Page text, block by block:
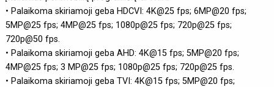
• Palaikoma skiriamoji geba HDCVI: 4K@25 fps; 6MP@20 fps;
5MP@25 fps; 4MP@25 fps; 1080p@25 fps; 720p@25 fps;
720p@50 fps.
• Palaikoma skiriamoji geba AHD: 4K@15 fps; 5MP@20 fps;
4MP@25 fps; 3 MP@25 fps; 1080p@25 fps; 720p@25 fps.
• Palaikoma skiriamoji geba TVI: 4K@15 fps; 5MP@20 fps;